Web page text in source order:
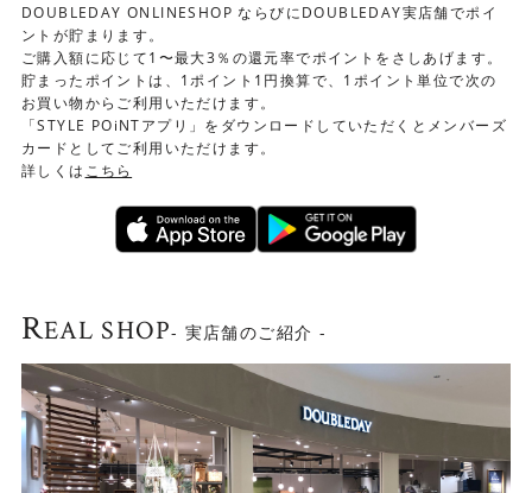
DOUBLEDAY ONLINESHOP ならびにDOUBLEDAY実店舗でポイ
ントが貯まります。
ご購入額に応じて1〜最大3％の還元率でポイントをさしあげます。
貯まったポイントは、1ポイント1円換算で、1ポイント単位で次の
お買い物からご利用いただけます。
「STYLE POiNTアプリ」をダウンロードしていただくとメンバーズ
カードとしてご利用いただけます。
詳しくは こちら
REAL SHOP- 実店舗のご紹介 -